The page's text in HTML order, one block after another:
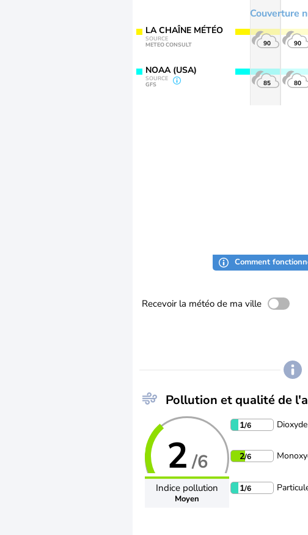
LA CHAÎNE MÉTÉO
SOURCE
METEO CONSULT
NOAA (USA)
SOURCE
GFS
Couverture
90
85
90
80
Comment
Recevoir la météo de ma ville
Pollution et qualité de
2 /6
Indice pollution
Moyen
1/6
2/6
1/6